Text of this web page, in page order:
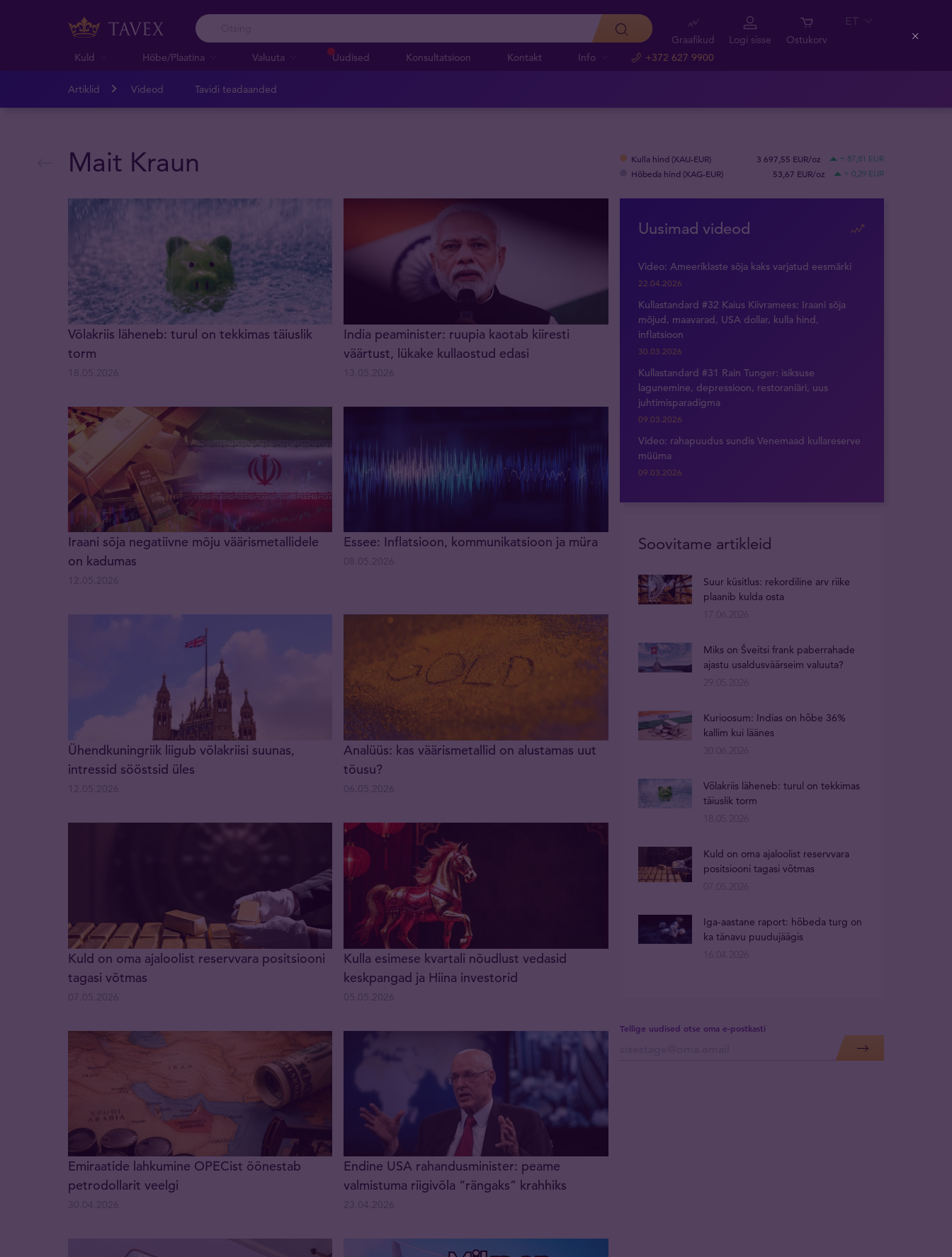
Kuld Hõbe/Plaatina Valuuta Uudised Konsultatsioon Kontakt Info +372 627 9900
Graafikud Logi sisse Ostukorv
ET
Artiklid Videod Tavidi teadaanded
Mait Kraun Kulla hind (XAU-EUR) 3 697,55 EUR/oz + 87,81 EUR
Hõbeda hind (XAG-EUR) 53,67 EUR/oz + 0,29 EUR
Võlakriis läheneb: turul on tekkimas täiuslik
torm
India peaminister: ruupia kaotab kiiresti
väärtust, lükake kullaostud edasi
Iraani sõja negatiivne mõju väärismetallidele
on kadumas
Essee: Inflatsioon, kommunikatsioon ja müra
Ühendkuningriik liigub võlakriisi suunas,
intressid sööstsid üles
Analüüs: kas väärismetallid on alustamas uut
tõusu?
Kuld on oma ajaloolist reservvara positsiooni
tagasi võtmas
Kulla esimese kvartali nõudlust vedasid
keskpangad ja Hiina investorid
Emiraatide lahkumine OPECist õõnestab
petrodollarit veelgi
Endine USA rahandusminister: peame
valmistuma riigivõla “rängaks” krahhiks
Uusimad videod
Video: Ameeriklaste sõja kaks varjatud eesmärki
22.04.2026
Kullastandard #32 Kaius Kiivramees: Iraani sõja
mõjud, maavarad, USA dollar, kulla hind,
inflatsioon
30.03.2026
Kullastandard #31 Rain Tunger: isiksuse
lagunemine, depressioon, restoraniäri, uus
juhtimisparadigma
09.03.2026
Video: rahapuudus sundis Venemaad kullareserve
müüma
09.03.2026
Soovitame artikleid
Suur küsitlus: rekordiline arv riike
plaanib kulda osta
17.06.2026
Miks on Šveitsi frank paberrahade
ajastu usaldusväärseim valuuta?
29.05.2026
Kurioosum: Indias on hõbe 36%
kallim kui läänes
30.06.2026
Võlakriis läheneb: turul on tekkimas
täiuslik torm
Kuld on oma ajaloolist reservvara
positsiooni tagasi võtmas
07.05.2026
Iga-aastane raport: hõbeda turg on
ka tänavu puudujäägis
16.04.2026
Tellige uudised otse oma e-postkasti
Close